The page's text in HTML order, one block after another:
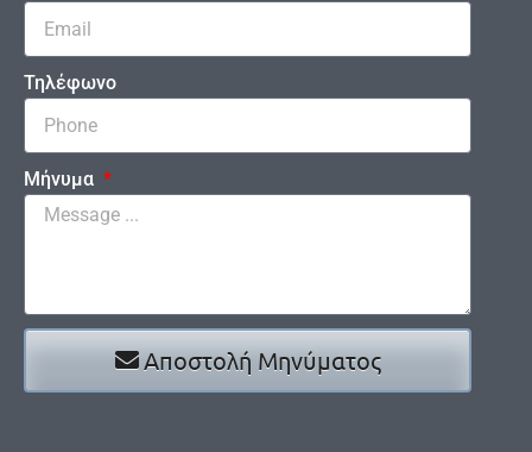
Τηλέφωνο
Μήνυμα
Αποστολή Μηνύματος